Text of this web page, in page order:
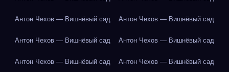
Антон Чехов — Вишнёвый сад Антон Чехов — Вишнёвый сад
Антон Чехов — Вишнёвый сад Антон Чехов — Вишнёвый сад
Антон Чехов — Вишнёвый сад Антон Чехов — Вишнёвый сад